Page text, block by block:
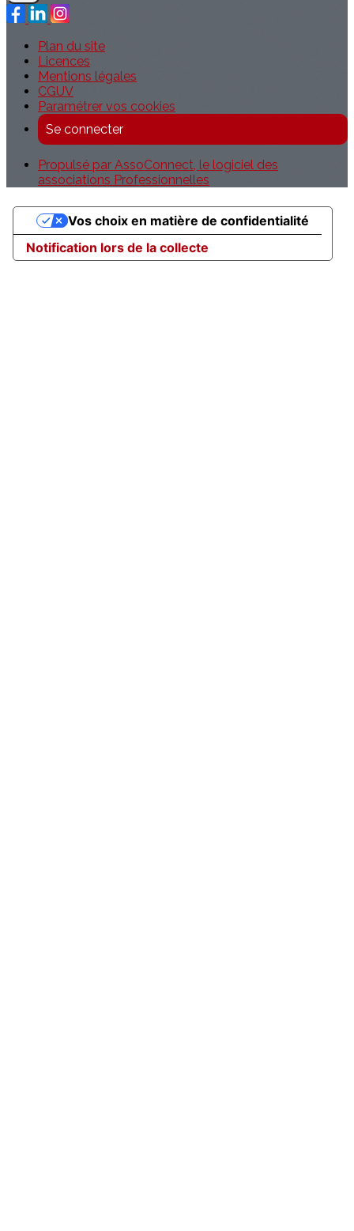
Plan du site
Licences
Mentions légales
CGUV
Paramétrer vos cookies
Se connecter
Propulsé par AssoConnect, le logiciel des
associations Professionnelles
Notification lors de la collecte
Vos choix en matière de confidentialité